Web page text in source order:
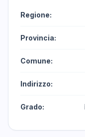
Regione:
Provincia:
Comune:
Indirizzo:
Grado: